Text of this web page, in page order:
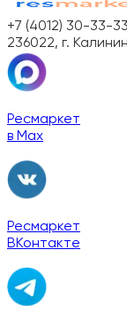
+7 (4012) 30-33-33
236022, г.
Ресмаркет
в Max
Ресмаркет
ВКонтакте